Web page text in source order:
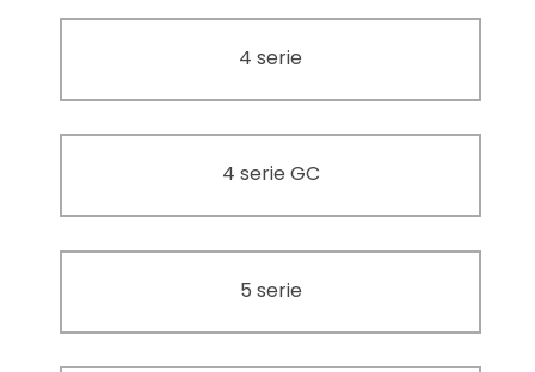
4 serie
4 serie GC
5 serie